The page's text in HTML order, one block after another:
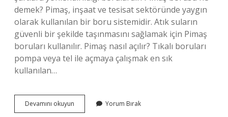
demek? Pimaş, ​​inşaat ve tesisat sektöründe yaygın
olarak kullanılan bir boru sistemidir. Atık suların
güvenli bir şekilde taşınmasını sağlamak için Pimaş
boruları kullanılır. Pimaş nasıl açılır? Tıkalı boruları
pompa veya tel ile açmaya çalışmak en sık
kullanılan…
Devamını okuyun
Açılımı
Yorum Bırak